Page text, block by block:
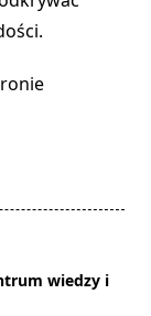
wiedzy i